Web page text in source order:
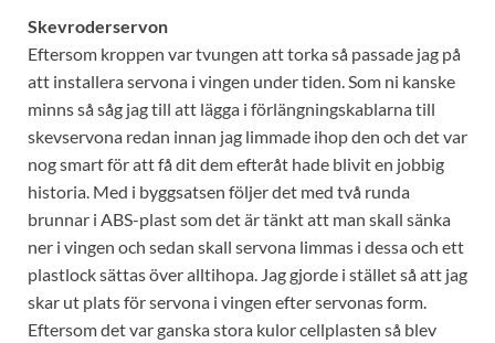
Skevroderservon
Eftersom kroppen var tvungen att torka så passade jag på
att installera servona i vingen under tiden. Som ni kanske
minns så såg jag till att lägga i förlängningskablarna till
skevservona redan innan jag limmade ihop den och det var
nog smart för att få dit dem efteråt hade blivit en jobbig
historia. Med i byggsatsen följer det med två runda
brunnar i ABS-plast som det är tänkt att man skall sänka
ner i vingen och sedan skall servona limmas i dessa och ett
plastlock sättas över alltihopa. Jag gjorde i stället så att jag
skar ut plats för servona i vingen efter servonas form.
Eftersom det var ganska stora kulor cellplasten så blev